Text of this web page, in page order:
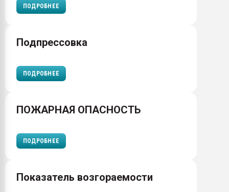
ПОДРОБНЕЕ
Подпрессовка
ПОДРОБНЕЕ
ПОЖАРНАЯ ОПАСНОСТЬ
ПОДРОБНЕЕ
Показатель возгораемости